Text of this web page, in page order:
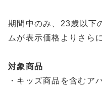
期間中のみ、23歳以下
ムが表示価格よりさら
対象商品
・キッズ商品を含むア